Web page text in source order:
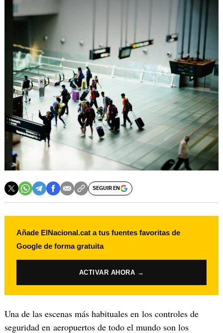
SEGUIR EN
Añade ElNacional.cat a tus fuentes favoritas de
Google de forma gratuita
ACTIVAR AHORA →
Una de las escenas más habituales en los controles de
seguridad en aeropuertos de todo el mundo son los